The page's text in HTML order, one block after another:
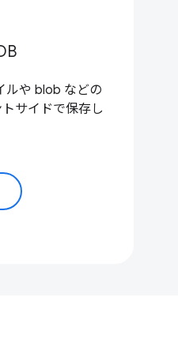
ルや blob などの
サイドで保存し